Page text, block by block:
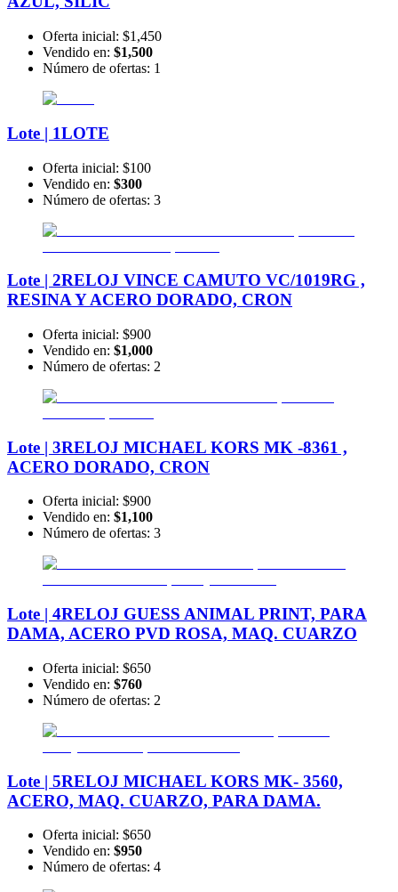
Oferta inicial: $1,450
Vendido en: $1,500
Número de ofertas: 1
Lote | 1LOTE
Oferta inicial: $100
Vendido en: $300
Número de ofertas: 3
Lote | 2RELOJ VINCE CAMUTO VC/1019RG ,
RESINA Y ACERO DORADO, CRON
Oferta inicial: $900
Vendido en: $1,000
Número de ofertas: 2
Lote | 3RELOJ MICHAEL KORS MK -8361 ,
ACERO DORADO, CRON
Oferta inicial: $900
Vendido en: $1,100
Número de ofertas: 3
Lote | 4RELOJ GUESS ANIMAL PRINT, PARA
DAMA, ACERO PVD ROSA, MAQ. CUARZO
Oferta inicial: $650
Vendido en: $760
Número de ofertas: 2
Lote | 5RELOJ MICHAEL KORS MK- 3560,
ACERO, MAQ. CUARZO, PARA DAMA.
Oferta inicial: $650
Vendido en: $950
Número de ofertas: 4